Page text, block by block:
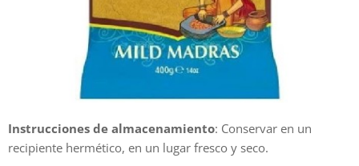
Instrucciones de almacenamiento: Conservar en un
recipiente hermético, en un lugar fresco y seco.